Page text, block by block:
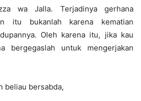
wa Jalla. Terjadinya gerhana
itu bukanlah karena kematian
Oleh karena itu, jika kau
bergegaslah untuk mengerjakan
beliau bersabda,